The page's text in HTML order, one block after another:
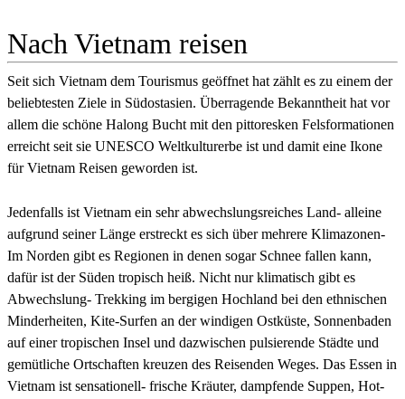
Nach Vietnam reisen
Seit sich Vietnam dem Tourismus geöffnet hat zählt es zu einem der
beliebtesten Ziele in Südostasien. Überragende Bekanntheit hat vor
allem die schöne Halong Bucht mit den pittoresken Felsformationen
erreicht seit sie UNESCO Weltkulturerbe ist und damit eine Ikone
für Vietnam Reisen geworden ist.
Jedenfalls ist Vietnam ein sehr abwechslungsreiches Land- alleine
aufgrund seiner Länge erstreckt es sich über mehrere Klimazonen-
Im Norden gibt es Regionen in denen sogar Schnee fallen kann,
dafür ist der Süden tropisch heiß. Nicht nur klimatisch gibt es
Abwechslung- Trekking im bergigen Hochland bei den ethnischen
Minderheiten, Kite-Surfen an der windigen Ostküste, Sonnenbaden
auf einer tropischen Insel und dazwischen pulsierende Städte und
gemütliche Ortschaften kreuzen des Reisenden Weges. Das Essen in
Vietnam ist sensationell- frische Kräuter, dampfende Suppen, Hot-